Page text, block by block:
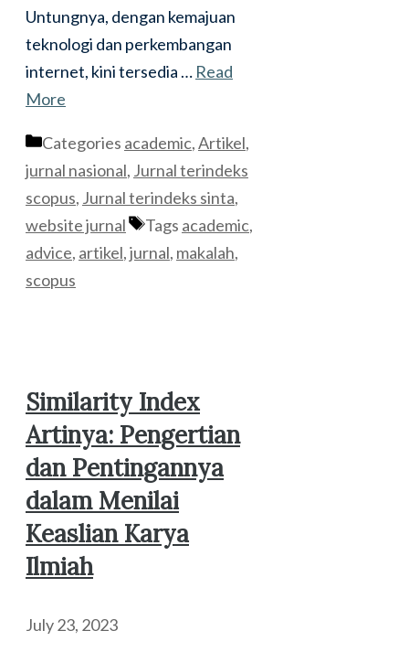
Untungnya, dengan kemajuan
teknologi dan perkembangan
internet, kini tersedia … Read
More
Categories academic,Artikel,
jurnal nasional, Jurnal terindeks
scopus, Jurnal terindeks sinta,
website jurnal
Tags academic,
advice, artikel,jurnal, makalah,
scopus
Similarity Index
Artinya: Pengertian
dan Pentingannya
dalam Menilai
Keaslian Karya
Ilmiah
July 23, 2023